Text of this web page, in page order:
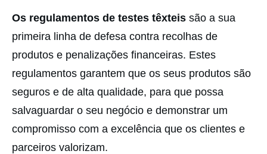
Os regulamentos de testes têxteis são a sua
primeira linha de defesa contra recolhas de
produtos e penalizações financeiras. Estes
regulamentos garantem que os seus produtos são
seguros e de alta qualidade, para que possa
salvaguardar o seu negócio e demonstrar um
compromisso com a excelência que os clientes e
parceiros valorizam.